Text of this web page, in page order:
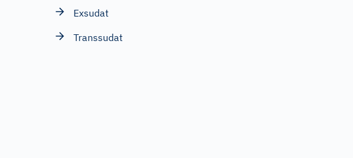
Exsudat
Transsudat